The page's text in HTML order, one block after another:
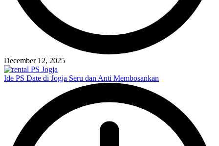
December 12, 2025
Ide PS Date di Jogja Seru dan Anti Membosankan